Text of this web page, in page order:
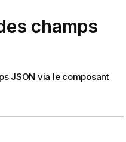
champs
JSON via le composant